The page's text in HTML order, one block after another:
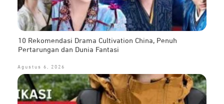
10 Rekomendasi Drama Cultivation China, Penuh
Pertarungan dan Dunia Fantasi
Agustus 6, 2026